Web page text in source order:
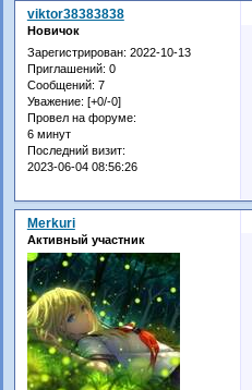
viktor38383838
Новичок
Зарегистрирован: 2022-10-13
Приглашений: 0
Сообщений: 7
Уважение: [+0/-0]
Провел на форуме:
6 минут
Последний визит:
2023-06-04 08:56:26
Merkuri
Активный участник